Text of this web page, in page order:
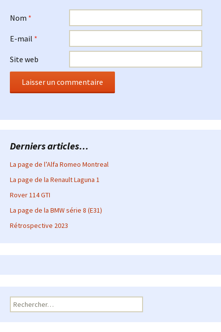
Nom *
E-mail *
Site web
Derniers articles…
La page de l’Alfa Romeo Montreal
La page de la Renault Laguna 1
Rover 114 GTI
La page de la BMW série 8 (E31)
Rétrospective 2023
Rechercher :